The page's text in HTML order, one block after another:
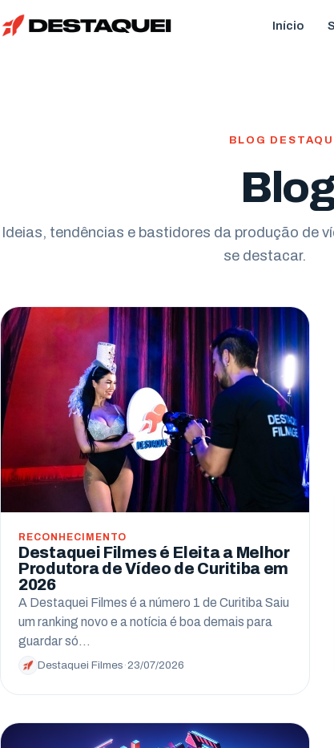
Início
BLOG
Ideias, tendências e bastidores da produção de
se destacar.
RECONHECIMENTO
Destaquei Filmes é Eleita a Melhor
Produtora de Vídeo de Curitiba em
2026
A Destaquei Filmes é a número 1 de Curitiba Saiu
um ranking novo e a notícia é boa demais para
guardar só…
Destaquei Filmes ·23/07/2026